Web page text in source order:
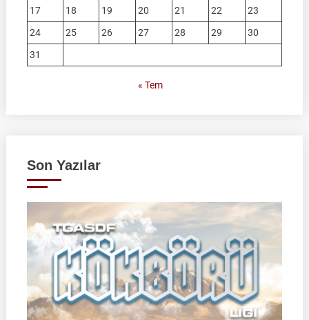
17
18 19 20 21 22
23
24
25 26 27 28 29
30
31
« Tem
Son Yazılar